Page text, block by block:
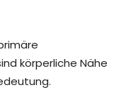
körperliche Nähe